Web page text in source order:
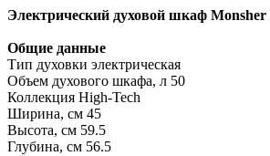
Электрический духовой шкаф
Общие данные
Тип духовки электрическая
Объем духового шкафа, л 50
Коллекция High-Tech
Ширина, см 45
Высота, см 59.5
Глубина, см 56.5